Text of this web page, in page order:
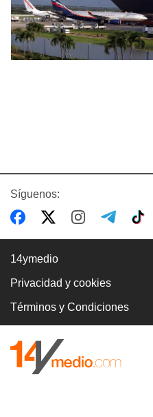
Síguenos:
14ymedio
Privacidad y cookies
Términos y Condiciones